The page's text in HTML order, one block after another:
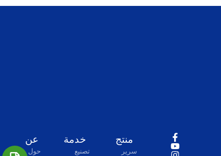
منتج
سرير
خدمة
تصنيع
عن
حول